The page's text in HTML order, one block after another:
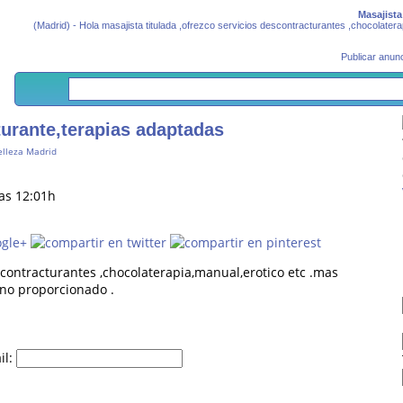
(Madrid) - Hola masajista titulada ,ofrezco servicios descontracturantes
Publicar
adaptadas
Madrid
12:01h
,chocolaterapia,manual,erotico etc .mas
proporcionado .